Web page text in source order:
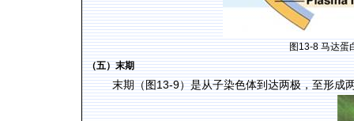
图13-8马达蛋
（五）末期
末期（图13-9）是从子染色体到达两极，至形成